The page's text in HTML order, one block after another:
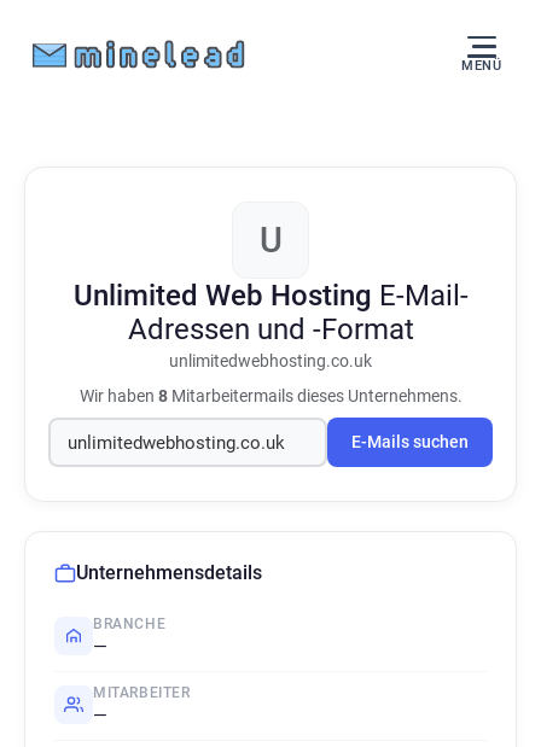
MENÜ
U
Unlimited Web Hosting E-Mail-
Adressen und -Format
unlimitedwebhosting.co.uk
Wir haben 8Mitarbeitermails dieses Unternehmens.
E-Mails suchen
Unternehmensdetails
BRANCHE
—
MITARBEITER
—